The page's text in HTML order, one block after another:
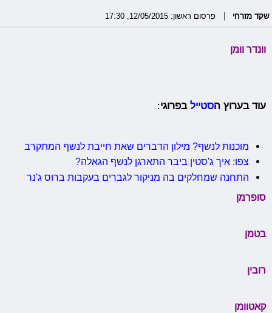
שקד מזרחי פרסום ראשון: 12/05/2015, 17:30
וונדר וומן
עוד בערוץ הסטייל בפרוגי:
מוכנות לנשף? מילון הדברים שאת חייבת לנשף המתקרב
צפו: איך ג'סטין ביבר התארגן לנשף הגאלה?
התחנה שמחלקים בה מניקור לגברים בעקבות ברוס ג'נר
סופרמן
בטמן
רובין
קאטוומן